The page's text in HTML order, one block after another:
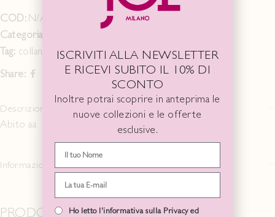
COD: N/A
Categoria:
Tag: collana
Share:
Descrizione
Abito aa
Informazioni aggiuntive
PRODOTTI CORRELATI
ISCRIVITI ALLA NEWSLETTER
E RICEVI SUBITO IL 10% DI
SCONTO
Inoltre potrai scoprire in anteprima le
nuove collezioni e le offerte
esclusive.
Ho letto l'informativa sulla Privacy ed